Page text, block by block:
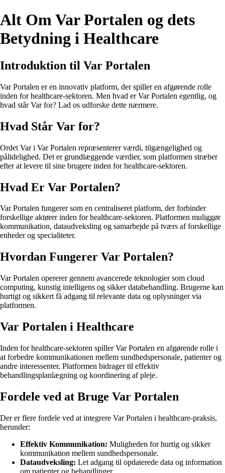
Alt Om Var Portalen og dets
Betydning i Healthcare
Introduktion til Var Portalen
Var Portalen er en innovativ platform, der spiller en afgørende rolle
inden for healthcare-sektoren. Men hvad er Var Portalen egentlig, og
hvad står Var for? Lad os udforske dette nærmere.
Hvad Står Var for?
Ordet Var i Var Portalen repræsenterer værdi, tilgængelighed og
pålidelighed. Det er grundlæggende værdier, som platformen stræber
efter at levere til sine brugere inden for healthcare-sektoren.
Hvad Er Var Portalen?
Var Portalen fungerer som en centraliseret platform, der forbinder
forskellige aktører inden for healthcare-sektoren. Platformen muliggør
kommunikation, dataudveksling og samarbejde på tværs af forskellige
enheder og specialiteter.
Hvordan Fungerer Var Portalen?
Var Portalen opererer gennem avancerede teknologier som cloud
computing, kunstig intelligens og sikker databehandling. Brugerne kan
hurtigt og sikkert få adgang til relevante data og oplysninger via
platformen.
Var Portalen i Healthcare
Inden for healthcare-sektoren spiller Var Portalen en afgørende rolle i
at forbedre kommunikationen mellem sundhedspersonale, patienter og
andre interessenter. Platformen bidrager til effektiv
behandlingsplanlægning og koordinering af pleje.
Fordele ved at Bruge Var Portalen
Der er flere fordele ved at integrere Var Portalen i healthcare-praksis,
herunder:
Effektiv Kommunikation: Muligheden for hurtig og sikker
kommunikation mellem sundhedspersonale.
Dataudveksling: Let adgang til opdaterede data og information
om patienter og behandlinger.